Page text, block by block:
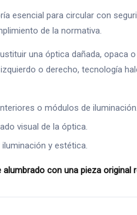
esencial para circular con
de la normativa.
una óptica dañada, opaca
o derecho, tecnología
o módulos de iluminación.
visual de la óptica.
y estética.
con una pieza